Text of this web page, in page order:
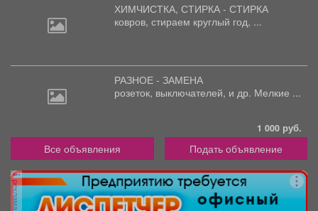
ХИМЧИСТКА, СТИРКА - СТИРКА
ковров, стираем круглый год, ...
РАЗНОЕ - ЗАМЕНА
розеток, выключателей, и др. Мелкие ...
1 000 руб.
Все объявления Подать объявление
реклама